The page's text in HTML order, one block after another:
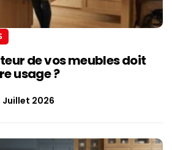
de vos meubles doit
usage ?
Juillet 2026